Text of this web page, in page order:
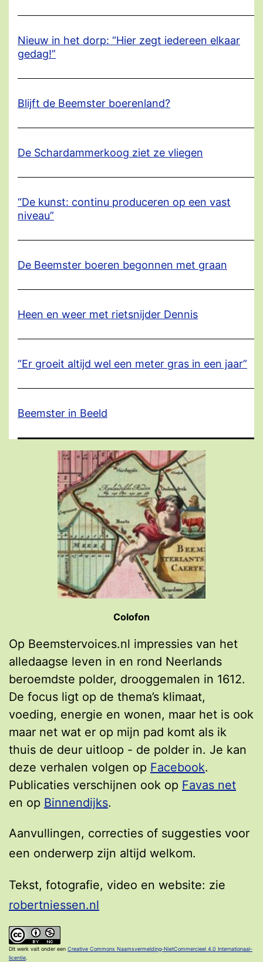
Nieuw in het dorp: “Hier zegt iedereen elkaar
gedag!”
Blijft de Beemster boerenland?
De Schardammerkoog ziet ze vliegen
“De kunst: continu produceren op een vast
niveau”
De Beemster boeren begonnen met graan
Heen en weer met rietsnijder Dennis
“Er groeit altijd wel een meter gras in een jaar”
Beemster in Beeld
Colofon
Op Beemstervoices.nl impressies van het
alledaagse leven in en rond Neerlands
beroemdste polder, drooggemalen in 1612.
De focus ligt op de thema’s klimaat,
voeding, energie en wonen, maar het is ook
maar net wat er op mijn pad komt als ik
thuis de deur uitloop - de polder in. Je kan
deze verhalen volgen op Facebook.
Publicaties verschijnen ook op Favas net
en op Binnendijks.
Aanvullingen, correcties of suggesties voor
een onderwerp zijn altijd welkom.
Tekst, fotografie, video en website: zie
robertniessen.nl
Dit werk valt onder een Creative Commons Naamsvermelding-NietCommercieel 4.0 Internationaal-
licentie.